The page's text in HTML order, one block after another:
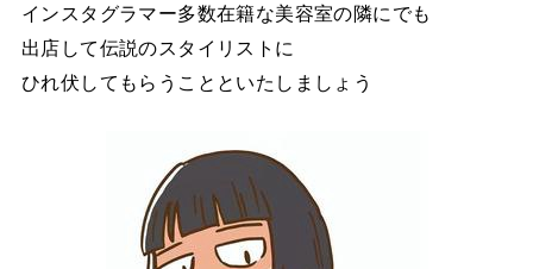
インスタグラマー多数在籍な美容室の隣にでも
出店して伝説のスタイリストに
ひれ伏してもらうことといたしましょう